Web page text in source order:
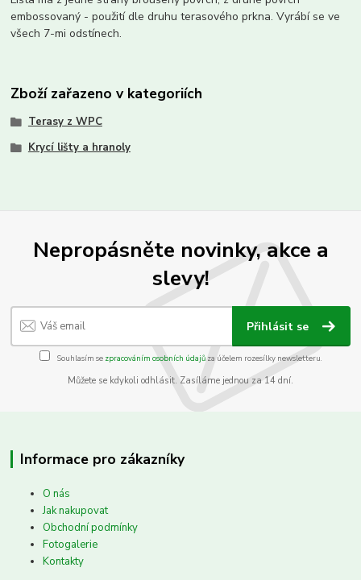
embossovaný - použití dle druhu terasového prkna. Vyrábí se ve
všech 7-mi odstínech.
Zboží zařazeno v kategoriích
Terasy z WPC
Krycí lišty a hranoly
Nepropásněte novinky, akce a
slevy!
Přihlásit se
Souhlasím se zpracováním osobních údajůza účelem rozesílky newsletteru.
Můžete se kdykoli odhlásit. Zasíláme jednou za 14 dní.
Informace pro zákazníky
O nás
Jak nakupovat
Obchodní podmínky
Fotogalerie
Kontakty